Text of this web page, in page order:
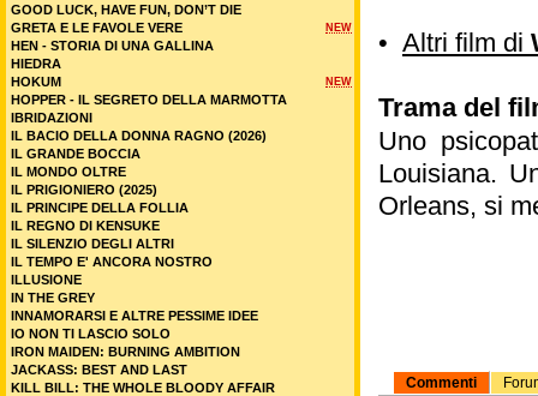
• Altri film di
Trama del
Uno
Louisiana.
Orleans, si
Commenti
GOOD LUCK, HAVE FUN, DON’T DIE
NEW
GRETA E LE FAVOLE VERE
HEN - STORIA DI UNA GALLINA
HIEDRA
NEW
HOKUM
HOPPER - IL SEGRETO DELLA MARMOTTA
IBRIDAZIONI
IL BACIO DELLA DONNA RAGNO (2026)
IL GRANDE BOCCIA
IL MONDO OLTRE
IL PRIGIONIERO (2025)
IL PRINCIPE DELLA FOLLIA
IL REGNO DI KENSUKE
IL SILENZIO DEGLI ALTRI
IL TEMPO E' ANCORA NOSTRO
ILLUSIONE
IN THE GREY
INNAMORARSI E ALTRE PESSIME IDEE
IO NON TI LASCIO SOLO
IRON MAIDEN: BURNING AMBITION
JACKASS: BEST AND LAST
KILL BILL: THE WHOLE BLOODY AFFAIR